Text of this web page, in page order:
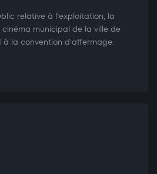
relative à l'exploitation, la
municipal de la ville de
à la convention d'affermage.